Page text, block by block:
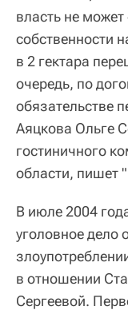
власть не
собственности
в 2 гектара
очередь, по
обязательстве
Аяцкова Ольге
гостиничного
области, пишет
В июле 2004
уголовное дело
в отношении
Сергеевой.